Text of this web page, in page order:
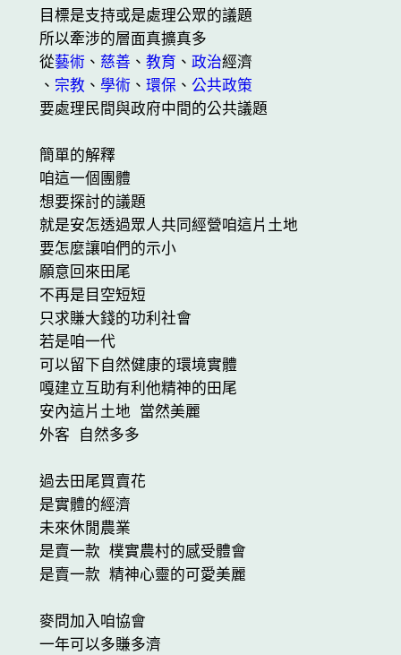
目標是支持或是處理公眾的議題
所以牽涉的層面真擴真多
從藝術、 慈善 、 教育 、 政治經濟
、 宗教、 學術、 環保 、 公共政策
要處理民間與政府中間的公共議題
簡單的解釋
咱這一個團體
想要探討的議題
就是安怎透過眾人共同經營咱這片土地
要怎麼讓咱們的示小
願意回來田尾
不再是目空短短
只求賺大錢的功利社會
若是咱一代
可以留下自然健康的環境實體
嘎建立互助有利他精神的田尾
安內這片土地 當然美麗
外客 自然多多
過去田尾買賣花
是實體的經濟
未來休閒農業
是賣一款 樸實農村的感受體會
是賣一款 精神心靈的可愛美麗
麥問加入咱協會
一年可以多賺多濟